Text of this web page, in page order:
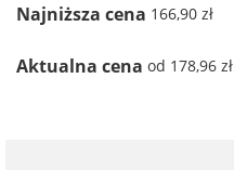
Najniższa cena 166,90 zł
Aktualna cena od 178,96 zł